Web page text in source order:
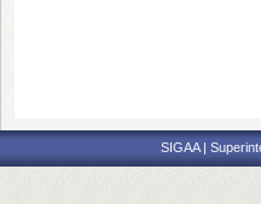
SIGAA |